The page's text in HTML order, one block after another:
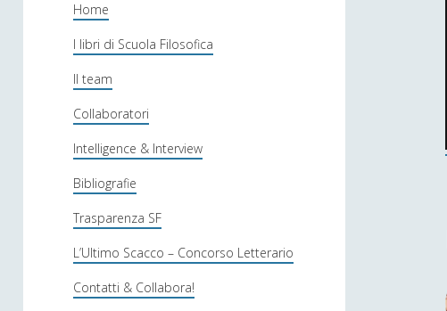
o
l
a
f
i
l
o
s
o
Home
I libri di Scuola Filosofica
Il team
Collaboratori
Intelligence & Interview
Bibliografie
Trasparenza SF
L’Ultimo Scacco – Concorso Letterario
Contatti & Collabora!